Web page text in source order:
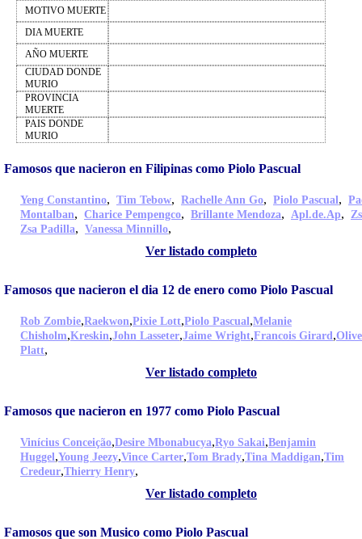
MOTIVO MUERTE
DIA MUERTE
AÑO MUERTE
CIUDAD DONDE
MURIO
PROVINCIA
MUERTE
PAIS DONDE
MURIO
Famosos que nacieron en Filipinas como Piolo Pascual
Yeng Constantino, Tim Tebow, Rachelle Ann Go, Piolo Pascual,
Montalban, Charice Pempengco, Brillante Mendoza, Apl.de.Ap,
Zsa Padilla, Vanessa Minnillo,
Ver listado completo
Famosos que nacieron el dia 12 de enero como Piolo Pascual
Rob Zombie,Raekwon,Pixie Lott,Piolo Pascual,Melanie
Chisholm,Kreskin,John Lasseter,Jaime Wright,Francois Girard,
Platt,
Ver listado completo
Famosos que nacieron en 1977 como Piolo Pascual
Vinícius Conceição,Desire Mbonabucya,Ryo Sakai,Benjamin
Huggel,Young Jeezy,Vince Carter,Tom Brady,Tina Maddigan,Tim
Credeur,Thierry Henry,
Ver listado completo
Famosos que son Musico como Piolo Pascual